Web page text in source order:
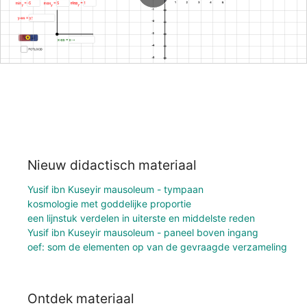
Nieuw didactisch materiaal
Yusif ibn Kuseyir mausoleum - tympaan
kosmologie met goddelijke proportie
een lijnstuk verdelen in uiterste en middelste reden
Yusif ibn Kuseyir mausoleum - paneel boven ingang
oef: som de elementen op van de gevraagde verzameling
Ontdek materiaal